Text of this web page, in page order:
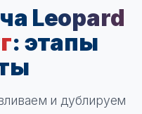
Leopard
: этапы
и дублируем